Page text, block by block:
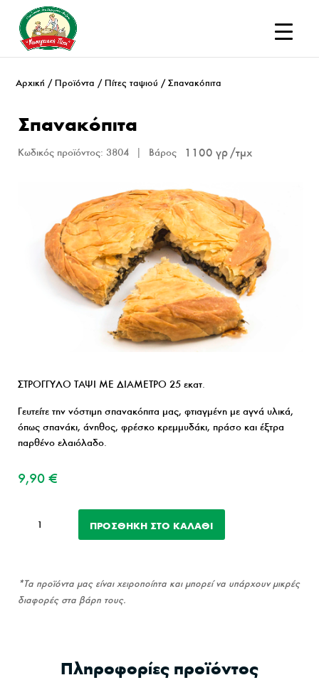
Αρχική /Προϊόντα /Πίτες ταψιού / Σπανακόπιτα
Σπανακόπιτα
Κωδικός προϊόντος: 3804 Βάρος 1100 γρ
ΣΤΡΟΓΓΥΛΟ ΤΑΨΙ ΜΕ ΔΙΑΜΕΤΡΟ 25 εκατ.
Γευτείτε την νόστιμη σπανακόπιτα μας, φτιαγμένη με αγνά υλικά,
όπως σπανάκι, άνηθος, φρέσκο κρεμμυδάκι, πράσο και έξτρα
παρθένο ελαιόλαδο.
9,90€
Σπανακόπιτα
ποσότητα
ΠΡΟΣΘΉΚΗ ΣΤΟ ΚΑΛΆΘΙ
*Τα προϊόντα μας είναι χειροποίητα και μπορεί να υπάρχουν μικρές
διαφορές στα βάρη τους.
Πληροφορίες προϊόντος